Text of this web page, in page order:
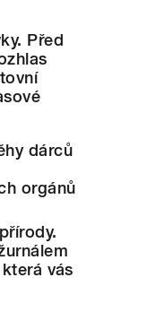
Před
dárců
orgánů
vás